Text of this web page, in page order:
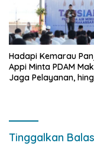
Hadapi Kemarau
Appi Minta PDAM
Jaga Pelayanan,
Tinggalkan